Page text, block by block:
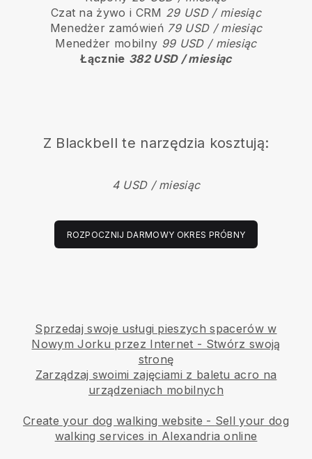
Czat na żywo i CRM 29 USD / miesiąc
Menedżer zamówień 79 USD / miesiąc
Menedżer mobilny 99 USD / miesiąc
Łącznie 382 USD / miesiąc
Z Blackbell te narzędzia kosztują:
4 USD / miesiąc
ROZPOCZNIJ DARMOWY OKRES PRÓBNY
Sprzedaj swoje usługi pieszych spacerów w
Nowym Jorku przez Internet - Stwórz swoją
stronę
Zarządzaj swoimi zajęciami z baletu acro na
urządzeniach mobilnych
Create your dog walking website - Sell your dog
walking services in Alexandria online